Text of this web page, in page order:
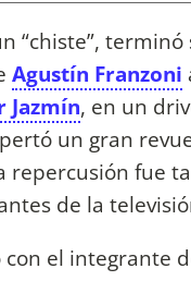
“chiste”,
Agustín Franzoni
Jazmín, en un
un gran
repercusión fue
de la
con el integrante